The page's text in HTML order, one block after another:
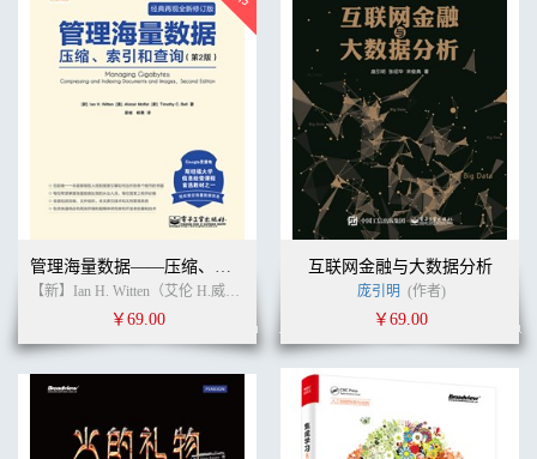
管理海量数据——压缩、索引和查询（第2版）（经典再现全新修订版）
【新】Ian H. Witten（艾伦 H.威顿）,【澳】Alistair Moffat（亚里斯蒂尔.莫夫特）, 【新】Timothy C. Bell (Author)（提摩太 C.贝尔） (作者)
￥69.00
互联网金融与大数据分析
庞引明 (作者)
￥69.00